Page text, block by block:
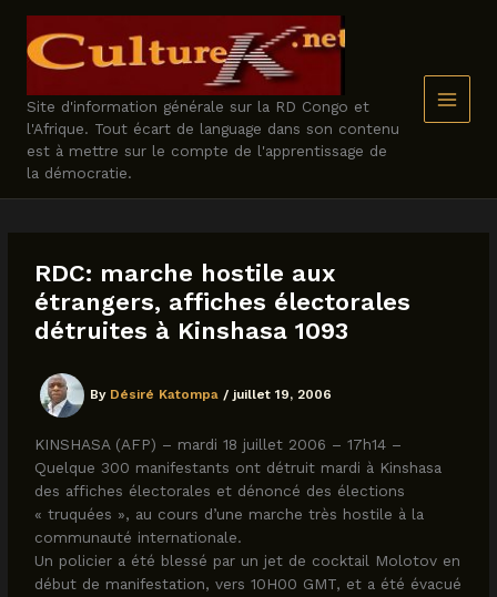
content
Site d'information générale sur la RD Congo et
l'Afrique. Tout écart de language dans son contenu
est à mettre sur le compte de l'apprentissage de
la démocratie.
RDC: marche hostile aux
étrangers, affiches électorales
détruites à Kinshasa 1093
By Désiré Katompa / juillet 19, 2006
KINSHASA (AFP) – mardi 18 juillet 2006 – 17h14 –
Quelque 300 manifestants ont détruit mardi à Kinshasa
des affiches électorales et dénoncé des élections
« truquées », au cours d’une marche très hostile à la
communauté internationale.
Un policier a été blessé par un jet de cocktail Molotov en
début de manifestation, vers 10H00 GMT, et a été évacué